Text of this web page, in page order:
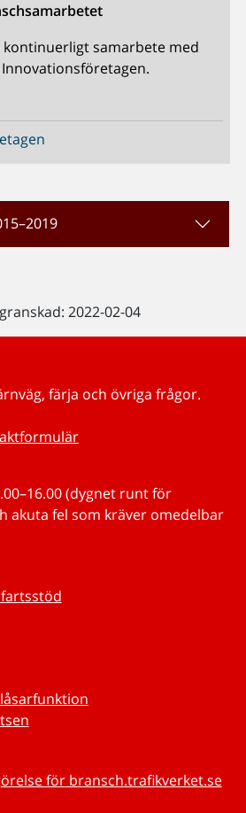
samarbete med
2022-02-04
färja och övriga frågor.
(dygnet runt för
akuta fel som kräver omedelbar
för bransch.trafikverket.se